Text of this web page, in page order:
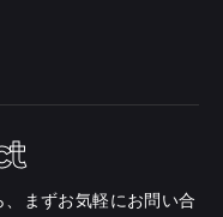
まずお気軽にお問い合